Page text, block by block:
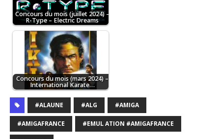
Concours du mois (juillet 2024) –
R-Type – Electric Dreams
Concours du mois (mars 2024) –
International Karate…
#ALAUNE #ALG #AMIGA
#AMIGAFRANCE #EMUL ATION #AMIGAFRANCE